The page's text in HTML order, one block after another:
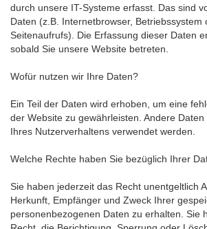
durch unsere IT-Systeme erfasst. Das sind
Daten (z.B. Internetbrowser, Betriebssystem
Seitenaufrufs). Die Erfassung dieser Daten
sobald Sie unsere Website betreten.
Wofür nutzen wir Ihre Daten?
Ein Teil der Daten wird erhoben, um eine
der Website zu gewährleisten. Andere
Ihres Nutzerverhaltens verwendet werden.
Welche Rechte haben Sie bezüglich Ihrer
Sie haben jederzeit das Recht unentgeltlich
Herkunft, Empfänger und Zweck Ihrer
personenbezogenen Daten zu erhalten. Sie